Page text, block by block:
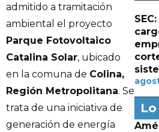
admitido a tramitación
ambiental el proyecto
Parque Fotovoltaico
Catalina Solar, ubicado
en la comuna de Colina,
Región Metropolitana. Se
trata de una iniciativa de
generación de energía